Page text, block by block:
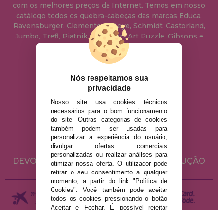
com os melhores preços da Internet. Temos em nosso
catálogo todos os quebra-cabeças das marcas Educa,
Ravensburger, Clementoni, Heye, Schmidt, Castorland,
Jumbo, Trefl, Piatnik, Anatolian, Art Puzzle, Gibsons e
muito mais.
info@casadopuzzle.pt
AVISO LEGAL
POLÍTICA DE PRIVACIDADE
POLÍTICA DE COOKIES
ENVIO E DEVOLUÇÕES
DEVOLUÇÕES / DIREITO DE LIVRE RESOLUÇÃO
Nós respeitamos sua
privacidade
Nosso site usa cookies técnicos
necessários para o bom funcionamento
do site. Outras categorias de cookies
também podem ser usadas para
personalizar a experiência do usuário,
divulgar ofertas comerciais
personalizadas ou realizar análises para
otimizar nossa oferta. O utilizador pode
retirar o seu consentimento a qualquer
momento, a partir do link "Política de
Cookies". Você também pode aceitar
todos os cookies pressionando o botão
Aceitar e Fechar. É possível rejeitar